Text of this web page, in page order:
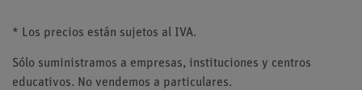
* Los precios están sujetos al IVA.
Sólo suministramos a empresas, instituciones y centros
educativos. No vendemos a particulares.